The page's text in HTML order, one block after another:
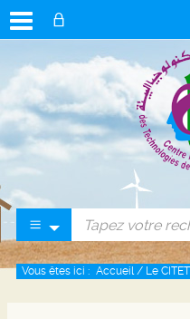
Vous êtes ici : Accueil / Le CITET